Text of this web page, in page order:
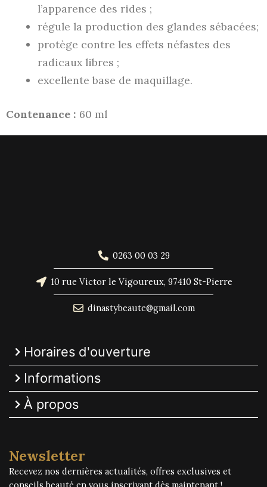
l’apparence des rides ;
régule la production des glandes sébacées;
protège contre les effets néfastes des
radicaux libres ;
excellente base de maquillage.
Contenance : 60 ml
0263 00 03 29
10 rue Victor le Vigoureux, 97410 St-Pierre
dinastybeaute@gmail.com
Horaires d'ouverture
Informations
À propos
Newsletter
Recevez nos dernières actualités, offres exclusives et